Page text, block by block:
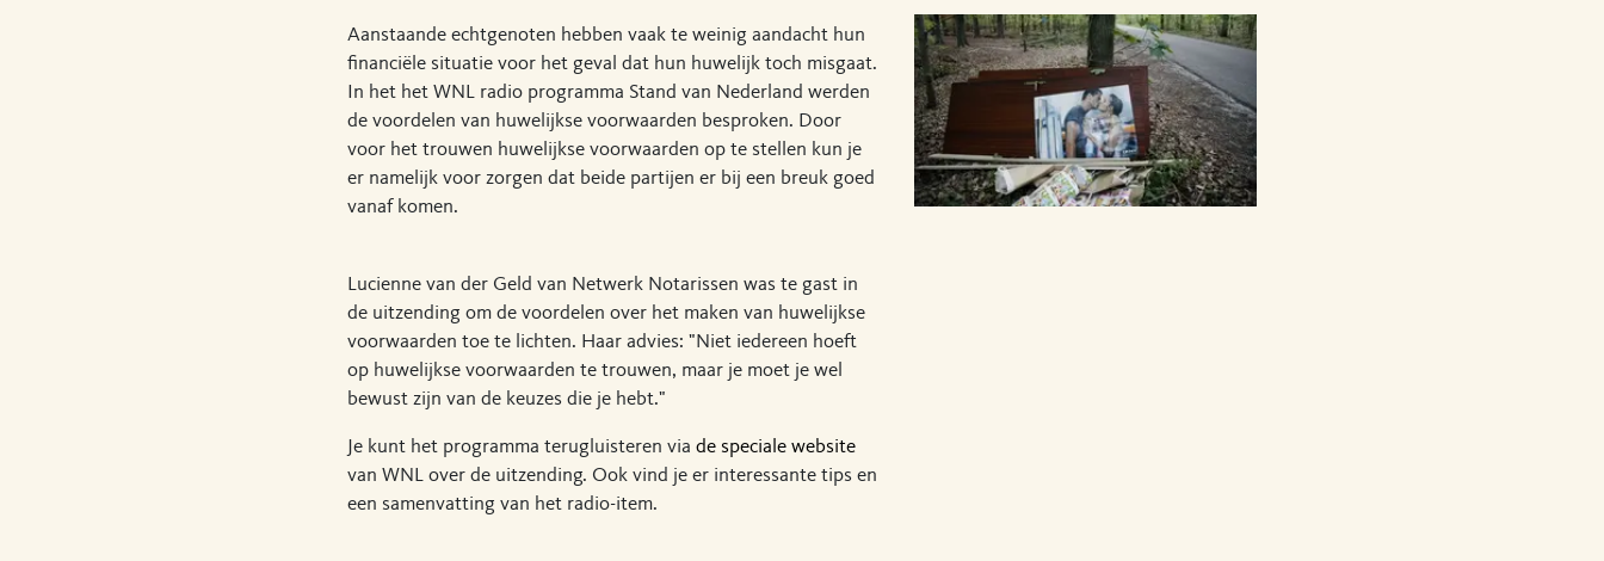
Aanstaande echtgenoten hebben vaak te weinig aandacht hun
financiële situatie voor het geval dat hun huwelijk toch misgaat.
In het het WNL radio programma Stand van Nederland werden
de voordelen van huwelijkse voorwaarden besproken. Door
voor het trouwen huwelijkse voorwaarden op te stellen kun je
er namelijk voor zorgen dat beide partijen er bij een breuk goed
vanaf komen.
Lucienne van der Geld van Netwerk Notarissen was te gast in
de uitzending om de voordelen over het maken van huwelijkse
voorwaarden toe te lichten. Haar advies: "Niet iedereen hoeft
op huwelijkse voorwaarden te trouwen, maar je moet je wel
bewust zijn van de keuzes die je hebt."
Je kunt het programma terugluisteren viade speciale website
van WNL over de uitzending. Ook vind je er interessante tips en
een samenvatting van het radio-item.